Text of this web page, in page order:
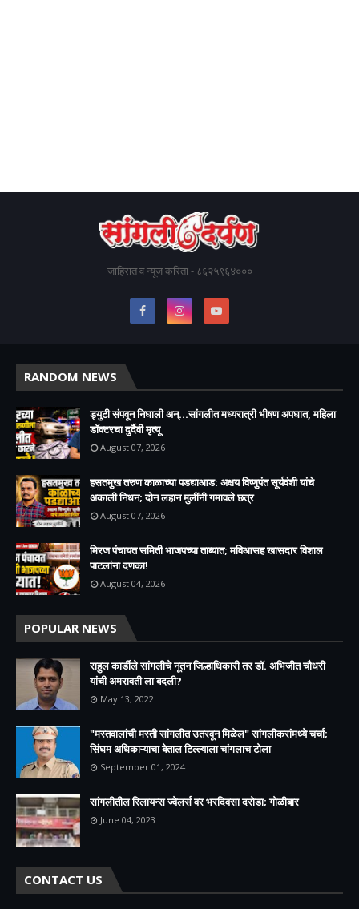
जाहिरात व न्यूज करिता - ८६२५९६४०००
RANDOM NEWS
ड्युटी संपवून निघाली अन्...सांगलीत मध्यरात्री भीषण अपघात, महिला
डॉक्टरचा दुर्दैवी मृत्यू
August 07, 2026
हसतमुख तरुण काळाच्या पडद्याआड: अक्षय विष्णुपंत सूर्यवंशी यांचे
अकाली निधन; दोन लहान मुलींनी गमावले छत्र
August 07, 2026
मिरज पंचायत समिती भाजपच्या ताब्यात; मविआसह खासदार विशाल
पाटलांना दणका!
August 04, 2026
POPULAR NEWS
राहुल कार्डीले सांगलीचे नूतन जिल्हाधिकारी तर डॉ. अभिजीत चौधरी
यांची अमरावती ला बदली?
May 13, 2022
"मस्तवालांची मस्ती सांगलीत उतरवून मिळेल" सांगलीकरांमध्ये चर्चा;
सिंघम अधिकाऱ्याचा बेताल टिल्ल्याला चांगलाच टोला
September 01, 2024
सांगलीतील रिलायन्स ज्वेलर्स वर भरदिवसा दरोडा; गोळीबार
June 04, 2023
CONTACT US